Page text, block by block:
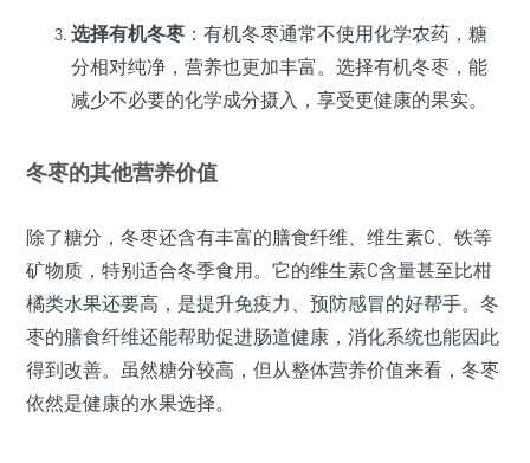
选择有机冬枣 ：有机冬枣通常不使用化学农药，糖
分相对纯净，营养也更加丰富。选择有机冬枣，能
减少不必要的化学成分摄入，享受更健康的果实。
冬枣的其他营养价值
除了糖分，冬枣还含有丰富的膳食纤维、维生素C、铁等
矿物质，特别适合冬季食用。它的维生素C含量甚至比柑
橘类水果还要高，是提升免疫力、预防感冒的好帮手。冬
枣的膳食纤维还能帮助促进肠道健康，消化系统也能因此
得到改善。虽然糖分较高，但从整体营养价值来看，冬枣
依然是健康的水果选择。